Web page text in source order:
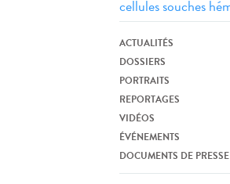
ACTUALITÉS
DOSSIERS
PORTRAITS
REPORTAGES
VIDÉOS
ÉVÉNEMENTS
DOCUMENTS DE PRESSE